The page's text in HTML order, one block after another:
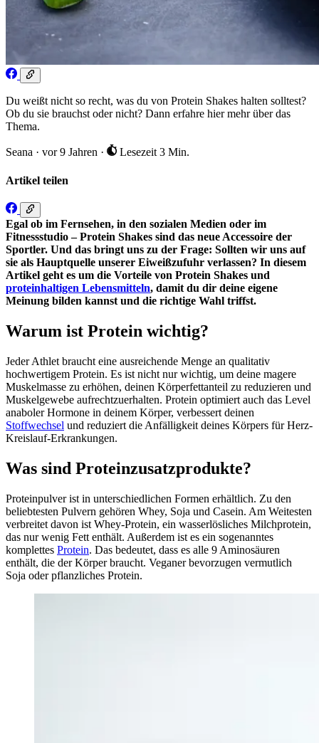
Du weißt nicht so recht, was du von Protein Shakes halten solltest?
Ob du sie brauchst oder nicht? Dann erfahre hier mehr über das
Thema.
Seana · vor 9 Jahren · Lesezeit 3 Min.
Artikel teilen
Egal ob im Fernsehen, in den sozialen Medien oder im
Fitnessstudio – Protein Shakes sind das neue Accessoire der
Sportler. Und das bringt uns zu der Frage: Sollten wir uns auf
sie als Hauptquelle unserer Eiweißzufuhr verlassen? In diesem
Artikel geht es um die Vorteile von Protein Shakes und
proteinhaltigen Lebensmitteln, damit du dir deine eigene
Meinung bilden kannst und die richtige Wahl triffst.
Warum ist Protein wichtig?
Jeder Athlet braucht eine ausreichende Menge an qualitativ
hochwertigem Protein. Es ist nicht nur wichtig, um deine magere
Muskelmasse zu erhöhen, deinen Körperfettanteil zu reduzieren und
Muskelgewebe aufrechtzuerhalten. Protein optimiert auch das Level
anaboler Hormone in deinem Körper, verbessert deinen
Stoffwechsel und reduziert die Anfälligkeit deines Körpers für Herz-
Kreislauf-Erkrankungen.
Was sind Proteinzusatzprodukte?
Proteinpulver ist in unterschiedlichen Formen erhältlich. Zu den
beliebtesten Pulvern gehören Whey, Soja und Casein. Am Weitesten
verbreitet davon ist Whey-Protein, ein wasserlösliches Milchprotein,
das nur wenig Fett enthält. Außerdem ist es ein sogenanntes
komplettes Protein. Das bedeutet, dass es alle 9 Aminosäuren
enthält, die der Körper braucht. Veganer bevorzugen vermutlich
Soja oder pflanzliches Protein.